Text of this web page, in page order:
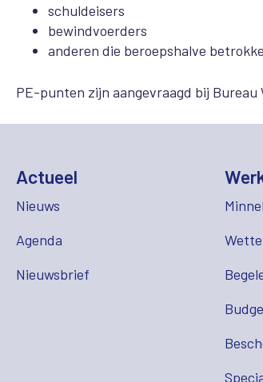
schuldeisers
bewindvoerders
anderen die beroepshalve
PE-punten zijn aangevraagd bij Bureau
Actueel
Nieuws
Agenda
Nieuwsbrief